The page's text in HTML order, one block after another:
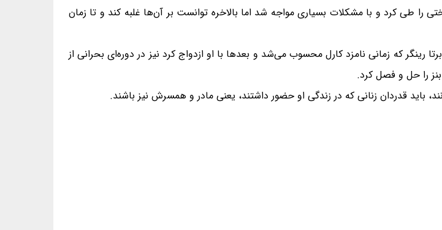
را طی کرد و با مشکلات بسیاری مواجه شد اما بالاخره توانست بر آن‌ها غلبه کند و تا زمان
رینگر که زمانی نامزد کارل محسوب می‌شد و بعدها با او ازدواج کرد نیز در دوره‌ای بحرانی از
را حل و فصل کرد.
باید قدردان زنانی که در زندگی او حضور داشتند، یعنی مادر و همسرش نیز باشند.